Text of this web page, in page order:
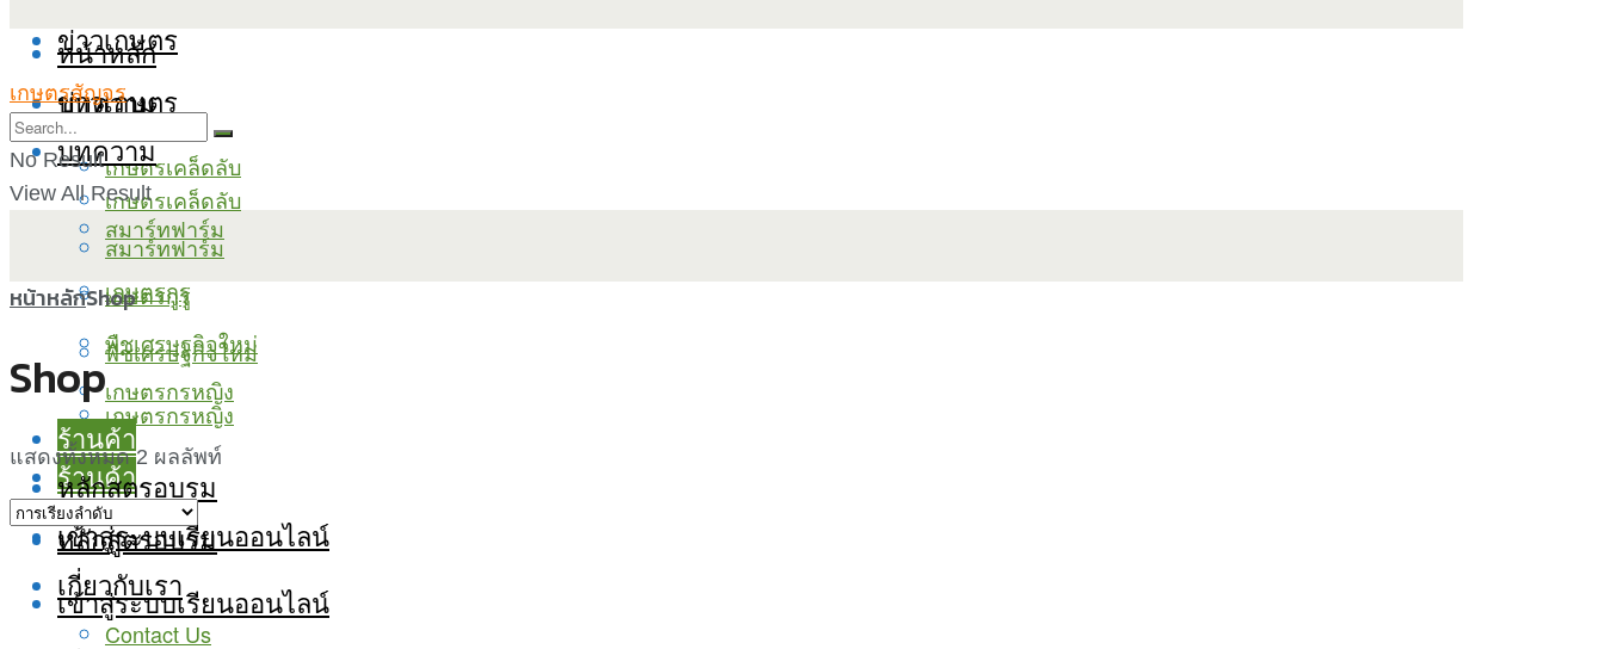
ข่าวเกษตร
บทความ
เกษตรเคล็ดลับ
สมาร์ทฟาร์ม
เกษตรกูรู
พืชเศรษฐกิจใหม่
เกษตรกรหญิง
ร้านค้า
หลักสูตรอบรม
เข้าสู่ระบบเรียนออนไลน์
หน้าหลัก
ข่าวเกษตร
บทความ
เกษตรเคล็ดลับ
สมาร์ทฟาร์ม
เกษตรกูรู
พืชเศรษฐกิจใหม่
เกษตรกรหญิง
ร้านค้า
หลักสูตรอบรม
เข้าสู่ระบบเรียนออนไลน์
เกี่ยวกับเรา
Contact Us
เกษตรสัญจร
No Result
View All Result
หน้าหลักShop
Shop
แสดงทั้งหมด 2 ผลลัพท์